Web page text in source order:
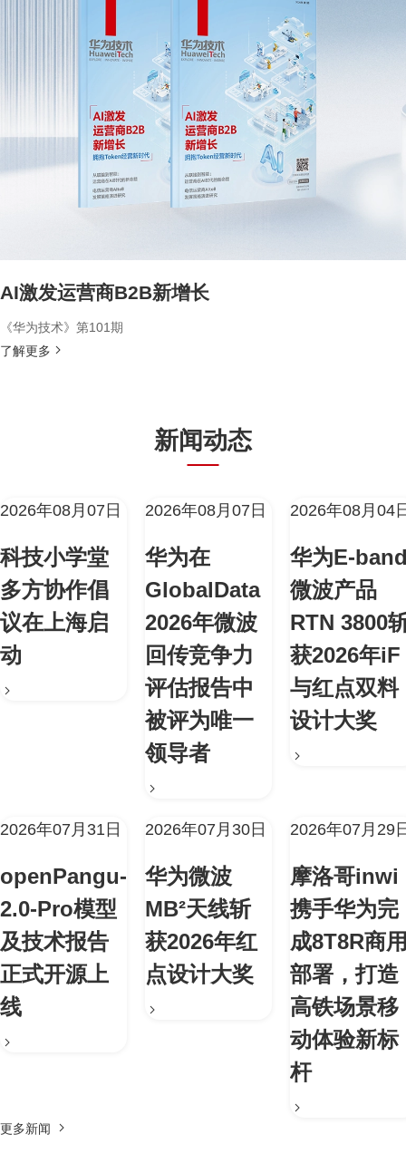
AI激发运营商B2B新增长
《华为技术》第101期
了解更多
新闻动态
2026年08月07日
科技小学堂
多方协作倡
议在上海启
动
2026年08月07日
华为在
GlobalData
2026年微波
回传竞争力
评估报告中
被评为唯一
领导者
2026年08月04
华为E-
微波产品
RTN 3800
获2026年iF
与红点双料
设计大奖
2026年07月31日
openPangu-
2.0-Pro模型
及技术报告
正式开源上
线
2026年07月30日
华为微波
MB²天线斩
获2026年红
点设计大奖
2026年07月29
摩洛哥inwi
携手华为完
成8T8R商
部署，打造
高铁场景移
动体验新标
杆
更多新闻